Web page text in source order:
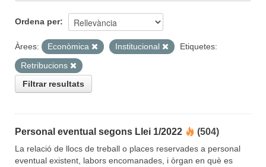
Ordena per
Àrees: Econòmica Institucional
Etiquetes:
Retribucions
Filtrar resultats
Personal eventual segons Llei 1/2022 (504)
La relació de llocs de treball o places reservades a personal
eventual existent, labors encomanades, i òrgan en què es